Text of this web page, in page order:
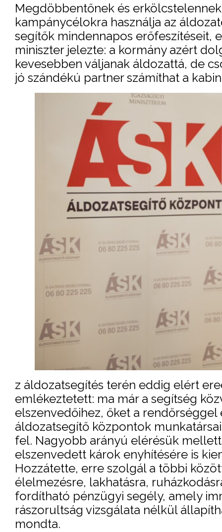
Megdöbbentőnek és
kampánycélokra használja az
segítők mindennapos erőfeszítéseit,
miniszter jelezte: a kormány azért
kevesebben váljanak áldozattá, de
jó szándékú partner számíthat a
z áldozatsegítés terén eddig elért
emlékeztetett: ma már a segítség
elszenvedőihez, őket a
áldozatsegítő központok
fel. Nagyobb arányú elérésük
elszenvedett károk enyhítésére is
Hozzátette, erre szolgál a többi
élelmezésre, lakhatásra,
fordítható pénzügyi segély, amely
rászorultság vizsgálata nélkül
mondta.